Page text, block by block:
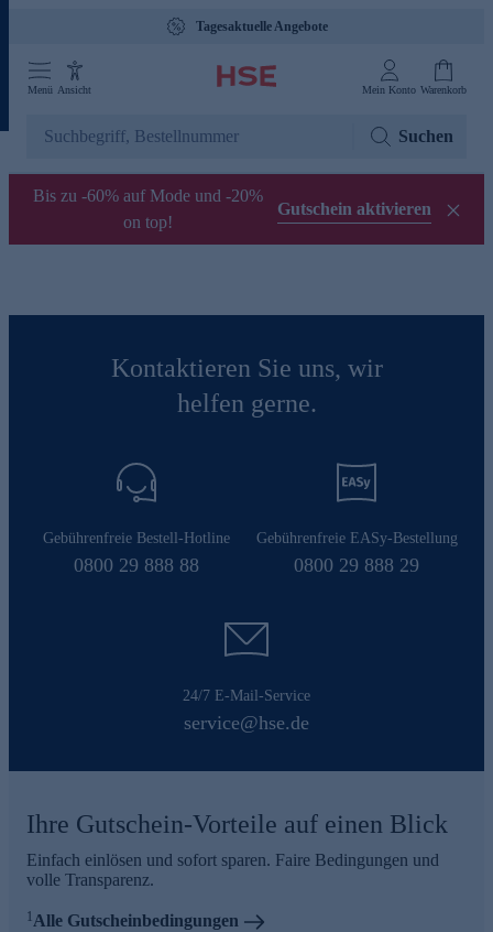
Tagesaktuelle Angebote
Menü Ansicht Mein Konto Warenkorb
Suchen
Bis zu -60% auf Mode und -20%
on top!
Gutschein aktivieren
Kontaktieren Sie uns, wir
helfen gerne.
Gebührenfreie Bestell-Hotline
0800 29 888 88
Gebührenfreie EASy-Bestellung
0800 29 888 29
24/7 E-Mail-Service
service@hse.de
Ihre Gutschein-Vorteile auf einen Blick
Einfach einlösen und sofort sparen. Faire Bedingungen und
volle Transparenz.
1Alle Gutscheinbedingungen